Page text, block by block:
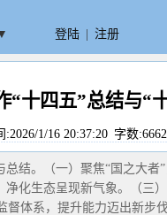
登陆 注册
“十四五”总结与“
1/16 20:37:20 字数:6662
结。（一）聚焦“国之大者
净化生态呈现新气象。（三
督体系，提升能力迈出新步